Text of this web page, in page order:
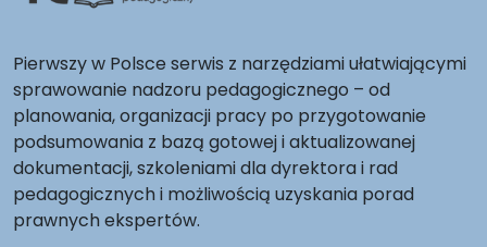
Pierwszy w Polsce serwis z narzędziami ułatwiającymi
sprawowanie nadzoru pedagogicznego – od
planowania, organizacji pracy po przygotowanie
podsumowania z bazą gotowej i aktualizowanej
dokumentacji, szkoleniami dla dyrektora i rad
pedagogicznych i możliwością uzyskania porad
prawnych ekspertów.